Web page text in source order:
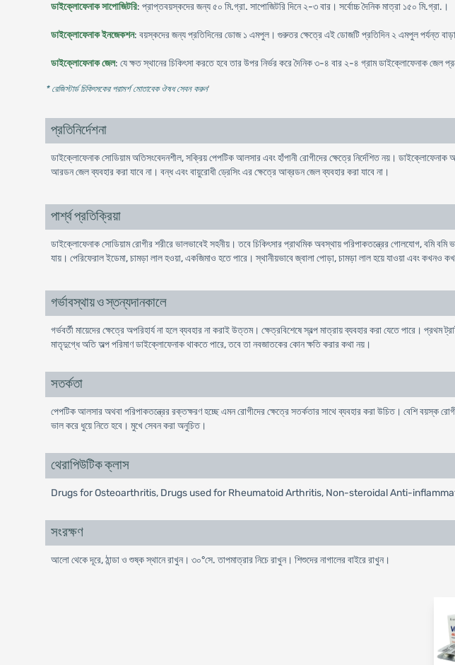
ডাইক্লোফেনাক সাপোজিটরি: প্রাপ্তবয়স্কদের জন্য ৫০ মি.গ্রা. সাপোজিটরি দিনে ২-৩ বার। সর্বোচ্চ দৈনিক মাত্রা ১৫০ মি.গ্রা.।
ডাইক্লোফেনাক ইনজেকশন: বয়স্কদের জন্য প্রতিদিনের ডোজ ১ এমপুল। গুরুতর ক্ষেত্রে এই ডোজটি প্রতিদিন ২ এমপুল পর্যন্ত
ডাইক্লোফেনাক জেল: যে ক্ষত স্থানের চিকিৎসা করতে হবে তার উপর নির্ভর করে দৈনিক ৩-৪ বার ২-৪ গ্রাম ডাইক্লোফেনাক জেল
* রেজিস্টার্ড চিকিৎসকের পরামর্শ মোতাবেক ঔষধ সেবন করুন'
প্রতিনির্দেশনা
ডাইক্লোফেনাক সোডিয়াম অতিসংবেদনশীল, সক্রিয় পেপটিক আলসার এবং হাঁপানী রোগীদের ক্ষেত্রে নির্দেশিত নয়।
আরডন জেল ব্যবহার করা যাবে না। বন্ধ এবং বায়ুরোধী ড্রেসিং এর ক্ষেত্রে আব্রডন জেল ব্যবহার করা যাবে না।
পার্শ্ব প্রতিক্রিয়া
ডাইক্লোফেনাক সোডিয়াম রোগীর শরীরে ভালভাবেই সহনীয়। তবে চিকিৎসার প্রাথমিক অবস্থায় পরিপাকতন্ত্রের গোলযোগ, বমি বমি
যায়। পেরিফেরাল ইডেমা, চামড়া লাল হওয়া, একজিমাও হতে পারে। স্থানীয়ভাবে জ্বালা পোড়া, চামড়া লাল হয়ে যাওয়া এবং কখনও
গর্ভাবস্থায় ও স্তন্যদানকালে
গর্ভবর্তী মায়েদের ক্ষেত্রে অপরিহার্য না হলে ব্যবহার না করাই উত্তম। ক্ষেত্রবিশেষে স্বল্প মাত্রায় ব্যবহার করা যেতে পারে।
মাতৃদুগ্ধে অতি অল্প পরিমাণ ডাইক্লোফেনাক থাকতে পারে, তবে তা নবজাতকের কোন ক্ষতি করার কথা নয়।
সতর্কতা
পেপটিক আলসার অথবা পরিপাকতন্ত্রের রক্তক্ষরণ হচ্ছে এমন রোগীদের ক্ষেত্রে সতর্কতার সাথে ব্যবহার করা উচিত। বেশি বয়স্ক
ভাল করে ধুয়ে নিতে হবে। মুখে সেবন করা অনুচিত।
থেরাপিউটিক ক্লাস
Drugs for Osteoarthritis, Drugs used for Rheumatoid Arthritis, Non-steroidal Anti-
সংরক্ষণ
আলো থেকে দূরে, ঠান্ডা ও শুষ্ক স্থানে রাখুন। ৩০°সে. তাপমাত্রার নিচে রাখুন। শিশুদের নাগালের বাইরে রাখুন।